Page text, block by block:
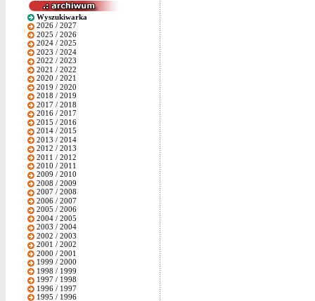
Wyszukiwarka
2026 / 2027
2025 / 2026
2024 / 2025
2023 / 2024
2022 / 2023
2021 / 2022
2020 / 2021
2019 / 2020
2018 / 2019
2017 / 2018
2016 / 2017
2015 / 2016
2014 / 2015
2013 / 2014
2012 / 2013
2011 / 2012
2010 / 2011
2009 / 2010
2008 / 2009
2007 / 2008
2006 / 2007
2005 / 2006
2004 / 2005
2003 / 2004
2002 / 2003
2001 / 2002
2000 / 2001
1999 / 2000
1998 / 1999
1997 / 1998
1996 / 1997
1995 / 1996